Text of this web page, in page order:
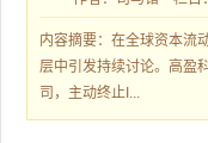
内容摘要：在全球资本流
层中引发持续讨论。高
司，主动终止I...